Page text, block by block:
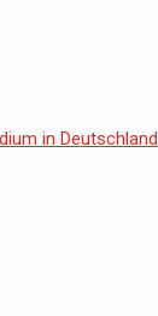
in Deutschland